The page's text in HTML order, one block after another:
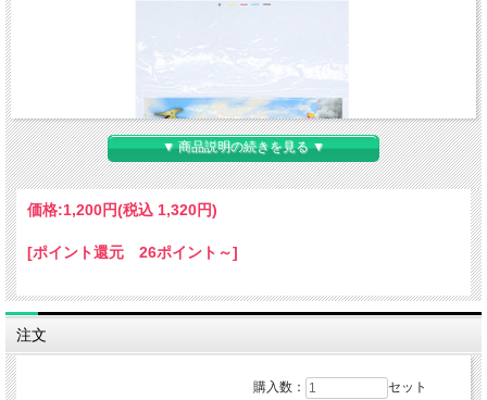
▼ 商品説明の続きを見る ▼
価格:1,200円(税込 1,320円)
[ポイント還元 26ポイント～]
注文
購入数： セット